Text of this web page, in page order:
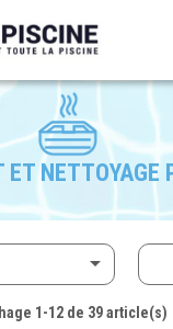
NETTOYAGE

1-12 de 39 article(s)